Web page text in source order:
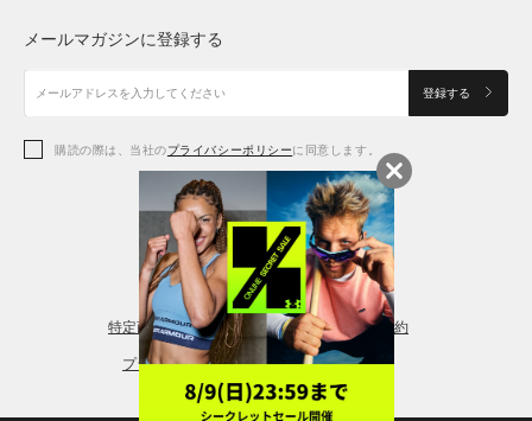
アクセサリー
アクセサリー
シューズ
アクセサリー
レギンス＆タイツ
シューズ
メールマガジンに登録する
登録する
購読の際は、当社のプライバシーポリシーに同意します。
特定商取引法に基づく通販の表記 会員規約
プライバシーポリシー